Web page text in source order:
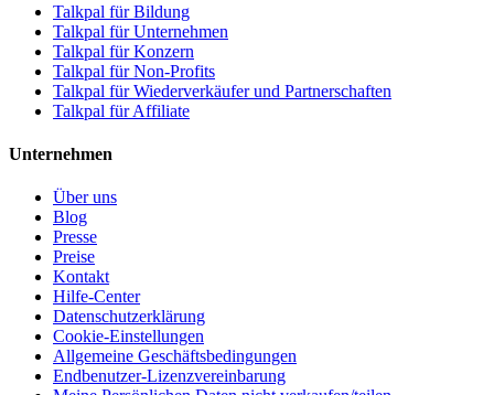
Talkpal für Bildung
Talkpal für Unternehmen
Talkpal für Konzern
Talkpal für Non-Profits
Talkpal für Wiederverkäufer und Partnerschaften
Talkpal für Affiliate
Unternehmen
Über uns
Blog
Presse
Preise
Kontakt
Hilfe-Center
Datenschutzerklärung
Cookie-Einstellungen
Allgemeine Geschäftsbedingungen
Endbenutzer-Lizenzvereinbarung